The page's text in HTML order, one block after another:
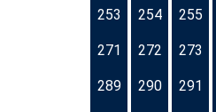
253 254 255
271 272 273
289 290 291